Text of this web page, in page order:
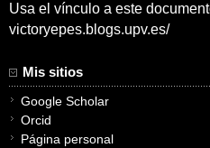
Usa el vínculo a este
victoryepes.blogs.upv.es/
Mis sitios
Google Scholar
Orcid
Página personal